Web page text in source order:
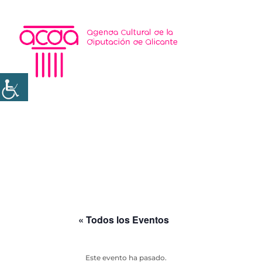
« Todos los Eventos
Este evento ha pasado.